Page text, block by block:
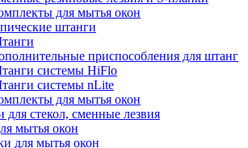
для мытья окон
штанги
приспособления для штанг
системы HiFlo
системы nLite
для мытья окон
для стекол, сменные лезвия
мытья окон
для мытья окон